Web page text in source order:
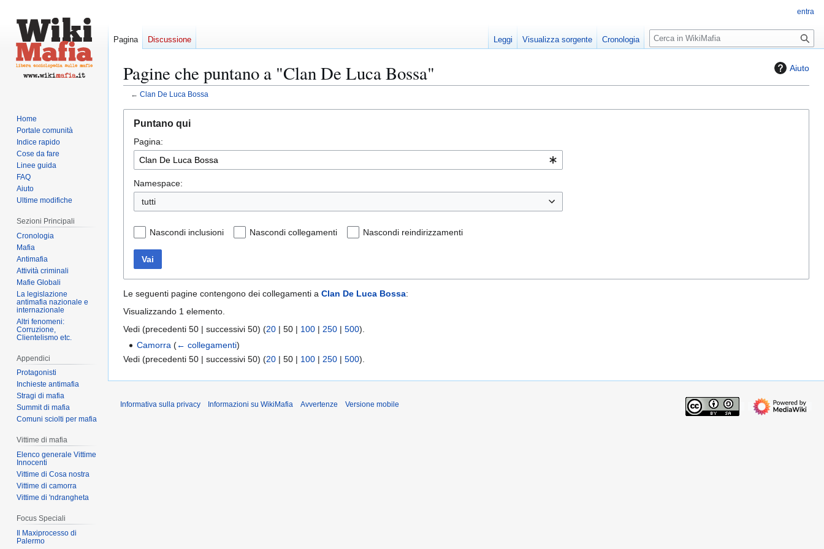
Aiuto
Pagine che puntano a "Clan De Luca Bossa"
← Clan De Luca Bossa
alla
navigazione
alla
ricerca
Puntano qui
Pagina:
Namespace:
tutti
Nascondi inclusioni Nascondi collegamenti Nascondi reindirizzamenti
Vai
Le seguenti pagine contengono dei collegamenti a Clan De Luca Bossa:
Visualizzando 1 elemento.
Vedi (precedenti 50 | successivi 50) (20 | 50 | 100 | 250 | 500).
Camorra (← collegamenti)
Vedi (precedenti 50 | successivi 50) (20 | 50 | 100 | 250 | 500).
entra
Pagina Discussione Leggi Visualizza sorgente Cronologia
R
i
r
Home
Portale comunità
Indice rapido
Cose da fare
Linee guida
FAQ
Aiuto
Ultime modifiche
Sezioni Principali
Cronologia
Mafia
Antimafia
Attività criminali
Mafie Globali
La legislazione
antimafia nazionale e
internazionale
Altri fenomeni:
Corruzione,
Clientelismo etc.
Appendici
Protagonisti
Inchieste antimafia
Stragi di mafia
Summit di mafia
Comuni sciolti per mafia
Vittime di mafia
Elenco generale Vittime
Innocenti
Vittime di Cosa nostra
Vittime di camorra
Vittime di 'ndrangheta
Focus Speciali
Il Maxiprocesso di
Palermo
Informativa sulla privacy Informazioni su WikiMafia Avvertenze Versione mobile